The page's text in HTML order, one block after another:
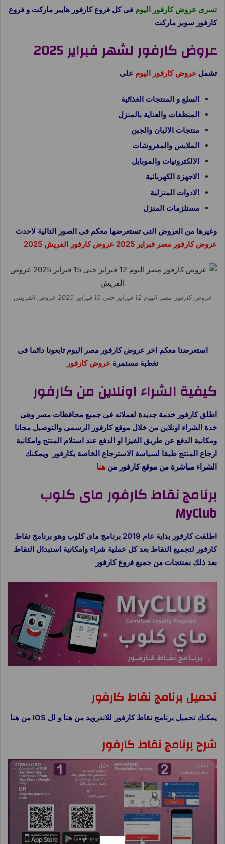
تسرى عروض كارفور اليوم فى كل فروع كارفور هايبر ماركت و فروع
كارفور سوبر ماركت
عروض كارفور لشهر فبراير 2025
تشمل عروض كارفور اليوم على
السلع و المنتجات الغذائية
المنظفات والعناية بالمنزل
منتجات الالبان والجبن
الملابس والمفروشات
الالكترونيات والموبايل
الاجهزة الكهربائية
الادوات المنزلية
مستلزمات المنزل
وغيرها من العروض التى تستعرضها معكم فى الصور التالية لاحدث
عروض كارفور مصر فبراير 2025 عروض كارفور الفريش 2025
عروض كارفور مصر اليوم 12 فبراير حتى 15 فبراير 2025 عروض الفريش
استعرضنا معكم اخر عروض كارفور مصر اليوم تابعونا دائما فى
تغطية مستمرة عروض كارفور
كيفية الشراء اونلاين من كارفور
اطلق كارفور خدمة جديدة لعملائه فى جميع محافظات مصر وهى
خدة الشراء اونلاين من خلال موقع كارفور الرسمى والتوصيل مجانا
ومكانية الدفع عن طريق الفيزا او الدفع عند استلام المنتح وامكانية
ارجاع المنتج طبقا لسياسة الاسترجاع الخاصة بكارفور ويمكنك
الشراء مباشرة من موقع كارفور من هنا
برنامج نقاط كارفور ماى كلوب
MyClub
اطلقت كارفور بداية عام 2019 برنامج ماى كلوب وهو برنامج نقاط
كارفور لتجميع النقاط بعد كل عملية شراء وامكانية استبدال النقاط
بعد ذلك بمنتجات من جميع فروع كارفور
تحميل برنامج نقاط كارفور
يمكنك تحميل برنامج نقاط كارفور للاندرويد من هنا و لل IOS من هنا
شرح برنامج نقاط كارفور